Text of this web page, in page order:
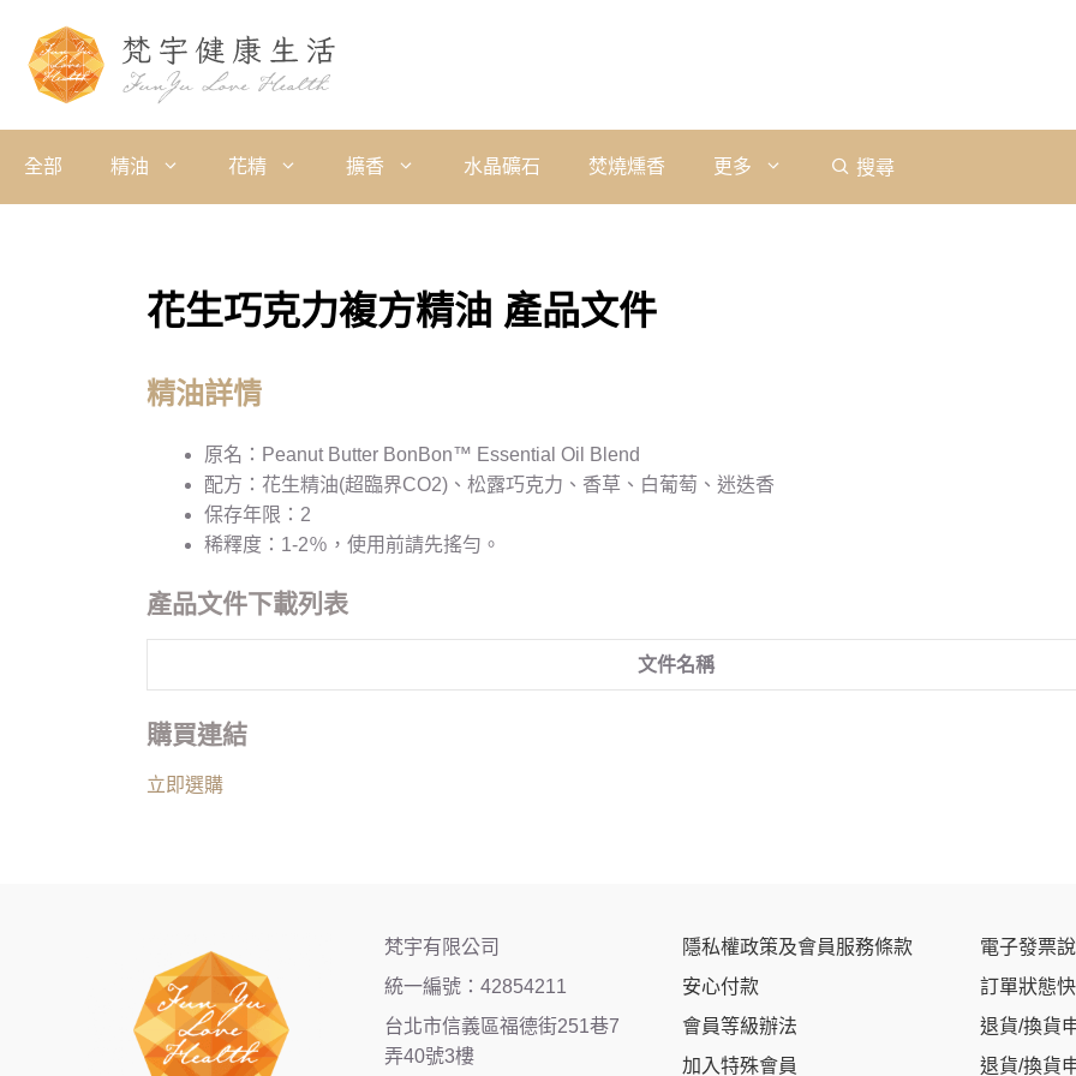
全部 精油 花精 擴香 水晶礦石 焚燒燻香 更多 搜尋
花生巧克力複方精油 產品文件
精油詳情
原名：Peanut Butter BonBon™ Essential Oil Blend
配方：花生精油(超臨界CO2)、松露巧克力、香草、白葡萄、迷迭香
保存年限：2
稀釋度：1-2％，使用前請先搖勻。
產品文件下載列表
文件名稱
購買連結
立即選購
梵宇有限公司
統一編號：42854211
台北市信義區福德街251巷7
弄40號3樓
隱私權政策及會員服務條款
安心付款
會員等級辦法
加入特殊會員
電子發票
訂單狀態
退貨/換貨
退貨/換貨